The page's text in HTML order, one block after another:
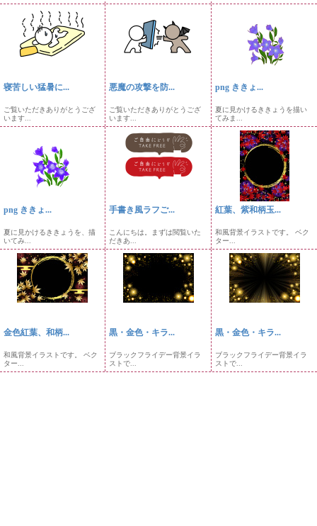
寝苦しい猛暑に...
ご覧いただきありがとうござ
います...
悪魔の攻撃を防...
ご覧いただきありがとうござ
います...
png ききょ...
夏に見かけるききょうを描い
てみま...
png ききょ...
夏に見かけるききょうを、描
いてみ...
手書き風ラフご...
こんにちは。まずは閲覧いた
だきあ...
紅葉、紫和柄玉...
和風背景イラストです。 ベク
ター...
金色紅葉、和柄...
和風背景イラストです。 ベク
ター...
黒・金色・キラ...
ブラックフライデー背景イラ
ストで...
黒・金色・キラ...
ブラックフライデー背景イラ
ストで...